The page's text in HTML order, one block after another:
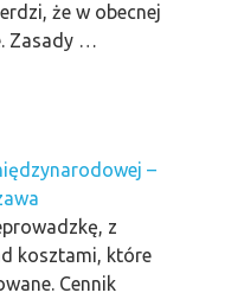
że w obecnej
Zasady …
–
z
kosztami, które
Cennik